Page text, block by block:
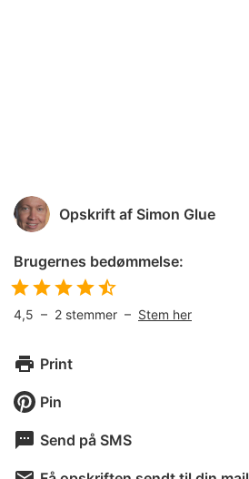
Opskrift af Simon Glue
Brugernes bedømmelse:
4,5 – 2 stemmer – Stem her
Print
Pin
Send på SMS